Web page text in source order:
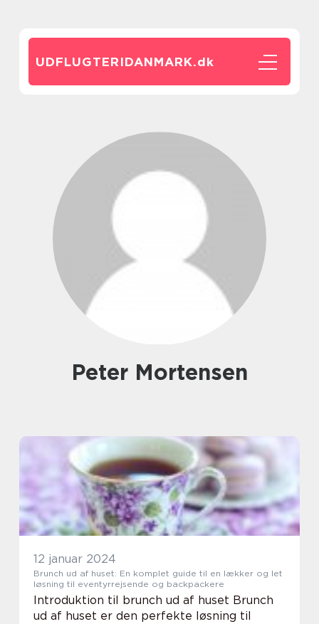
UDFLUGTERIDANMARK.dk
Peter Mortensen
12 januar 2024
Brunch ud af huset: En komplet guide til en lækker og let
løsning til eventyrrejsende og backpackere
Introduktion til brunch ud af huset Brunch
ud af huset er den perfekte løsning til